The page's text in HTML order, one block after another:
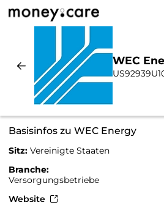
WEC
Basisinfos zu WEC Energy
Sitz: Vereinigte Staaten
Branche:
Versorgungsbetriebe
Website